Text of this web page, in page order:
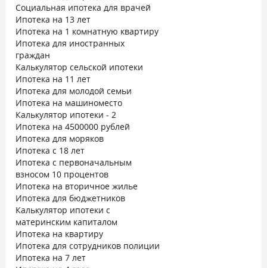
Социальная ипотека для врачей
Ипотека на 13 лет
Ипотека на 1 комнатную квартиру
Ипотека для иностранных
граждан
Калькулятор сельской ипотеки
Ипотека на 11 лет
Ипотека для молодой семьи
Ипотека на машиноместо
Калькулятор ипотеки - 2
Ипотека на 4500000 рублей
Ипотека для моряков
Ипотека с 18 лет
Ипотека с первоначальным
взносом 10 процентов
Ипотека на вторичное жилье
Ипотека для бюджетников
Калькулятор ипотеки с
материнским капиталом
Ипотека на квартиру
Ипотека для сотрудников полиции
Ипотека на 7 лет